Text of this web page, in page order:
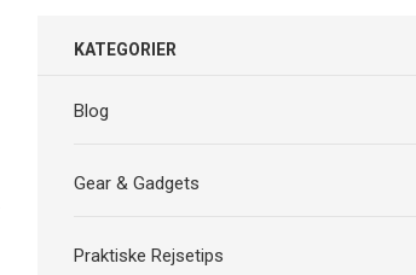
KATEGORIER
Blog
Gear & Gadgets
Praktiske Rejsetips